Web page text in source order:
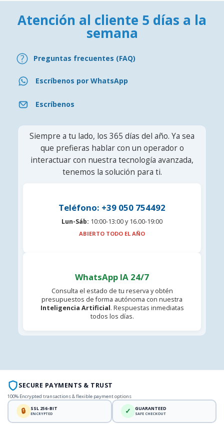
Atención al cliente 5 días a la
semana
Preguntas frecuentes (FAQ)
Escríbenos por WhatsApp
Escríbenos
Siempre a tu lado, los 365 días del año. Ya sea
que prefieras hablar con un operador o
interactuar con nuestra tecnología avanzada,
tenemos la solución para ti.
Teléfono: +39 050 754492
Lun-Sáb: 10:00-13:00 y 16.00-19:00
ABIERTO TODO EL AÑO
WhatsApp IA 24/7
Consulta el estado de tu reserva y obtén
presupuestos de forma autónoma con nuestra
Inteligencia Artificial. Respuestas inmediatas
todos los días.
SECURE PAYMENTS & TRUST
100% Encrypted transactions & flexible payment options
🔒 SSL 256-BIT
ENCRYPTED ✓ GUARANTEED
SAFE CHECKOUT